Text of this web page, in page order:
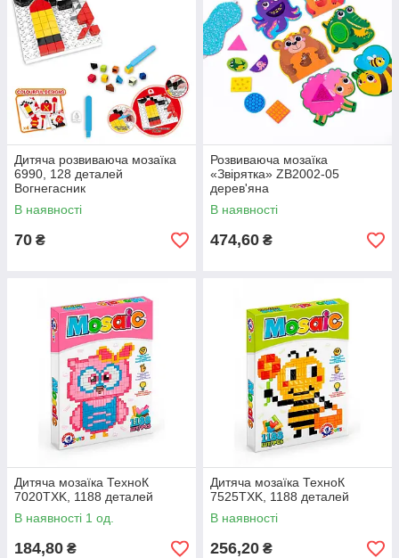
Дитяча розвиваюча мозаїка
6990, 128 деталей
Вогнегасник
В наявності
70 ₴
Розвиваюча мозаїка
«Звірятка» ZB2002-05
дерев'яна
В наявності
474,60 ₴
Дитяча мозаїка ТехноК
7020TXK, 1188 деталей
В наявності 1 од.
184,80 ₴
Дитяча мозаїка ТехноК
7525TXK, 1188 деталей
В наявності
256,20 ₴